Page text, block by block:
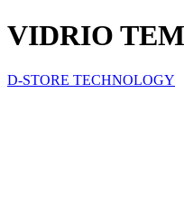
VIDRIO
D-STORE TECHNOLOGY